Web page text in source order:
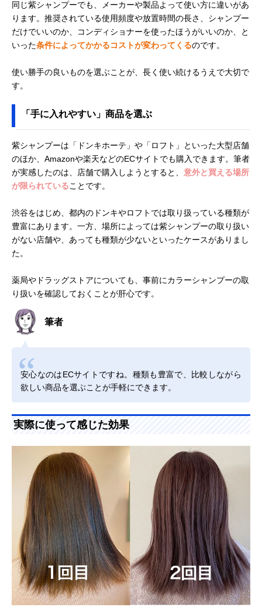
同じ紫シャンプーでも、メーカーや製品よって使い方に違いがあ
ります。推奨されている使用頻度や放置時間の長さ、シャンプー
だけでいいのか、コンディショナーを使ったほうがいいのか、と
いった条件によってかかるコストが変わってくるのです。
使い勝手の良いものを選ぶことが、長く使い続けるうえで大切で
す。
「手に入れやすい」商品を選ぶ
紫シャンプーは「ドンキホーテ」や「ロフト」といった大型店舗
のほか、Amazonや楽天などのECサイトでも購入できます。筆者
が実感したのは、店舗で購入しようとすると、 意外と買える場所
が限られていることです。
渋谷をはじめ、都内のドンキやロフトでは取り扱っている種類が
豊富にあります。一方、場所によっては紫シャンプーの取り扱い
がない店舗や、あっても種類が少ないといったケースがありまし
た。
薬局やドラッグストアについても、事前にカラーシャンプーの取
り扱いを確認しておくことが肝心です。
筆者
安心なのはECサイトですね。種類も豊富で、比較しながら
欲しい商品を選ぶことが手軽にできます。
実際に使って感じた効果